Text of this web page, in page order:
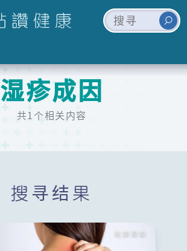
湿疹成因
共1个相关内容
搜寻结果